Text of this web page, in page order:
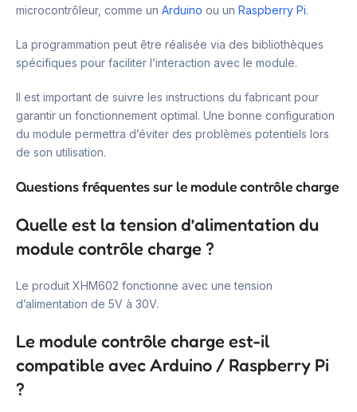
microcontrôleur, comme un Arduino ou un Raspberry Pi.
La programmation peut être réalisée via des bibliothèques
spécifiques pour faciliter l’interaction avec le module.
Il est important de suivre les instructions du fabricant pour
garantir un fonctionnement optimal. Une bonne configuration
du module permettra d’éviter des problèmes potentiels lors
de son utilisation.
Questions fréquentes sur le module contrôle charge
Quelle est la tension d’alimentation du
module contrôle charge ?
Le produit XHM602 fonctionne avec une tension
d’alimentation de 5V à 30V.
Le module contrôle charge est-il
compatible avec Arduino / Raspberry Pi
?